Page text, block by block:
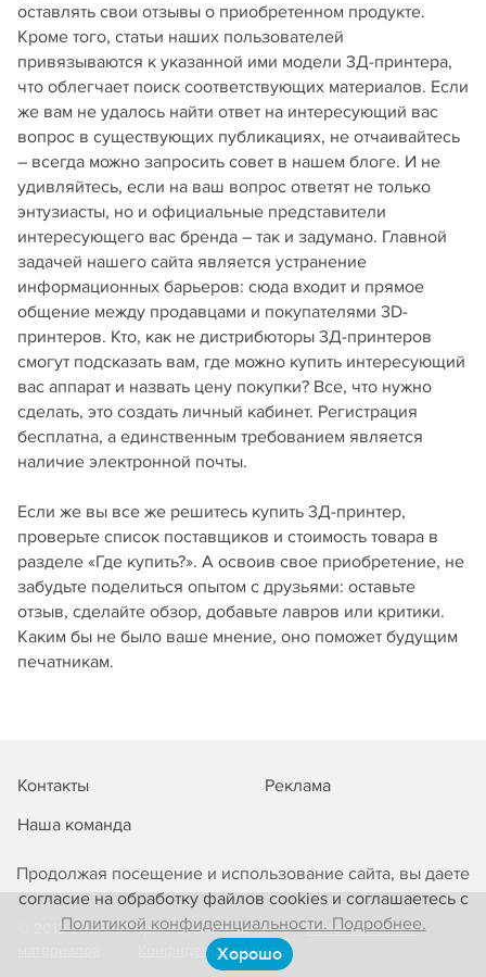
Продолжая посещение и использование сайта, вы даете
согласие на обработку файлов cookies и соглашаетесь с
Политикой конфиденциальности. Подробнее.
Хорошо
оставлять свои отзывы о приобретенном продукте.
Кроме того, статьи наших пользователей
привязываются к указанной ими модели 3Д-принтера,
что облегчает поиск соответствующих материалов. Если
же вам не удалось найти ответ на интересующий вас
вопрос в существующих публикациях, не отчаивайтесь
– всегда можно запросить совет в нашем блоге. И не
удивляйтесь, если на ваш вопрос ответят не только
энтузиасты, но и официальные представители
интересующего вас бренда – так и задумано. Главной
задачей нашего сайта является устранение
информационных барьеров: сюда входит и прямое
общение между продавцами и покупателями 3D-
принтеров. Кто, как не дистрибюторы 3Д-принтеров
смогут подсказать вам, где можно купить интересующий
вас аппарат и назвать цену покупки? Все, что нужно
сделать, это создать личный кабинет. Регистрация
бесплатна, а единственным требованием является
наличие электронной почты.
Если же вы все же решитесь купить 3Д-принтер,
проверьте список поставщиков и стоимость товара в
разделе «Где купить?». А освоив свое приобретение, не
забудьте поделиться опытом с друзьями: оставьте
отзыв, сделайте обзор, добавьте лавров или критики.
Каким бы не было ваше мнение, оно поможет будущим
печатникам.
Контакты
Реклама
Наша команда
© 2013-2026 3D-принтеры сегодня!
Использование
Конфиденциальность